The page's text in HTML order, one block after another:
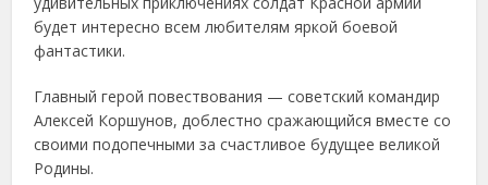
будет интересно всем любителям яркой боевой
фантастики.
Главный герой повествования — советский командир
Алексей Коршунов, доблестно сражающийся вместе со
своими подопечными за счастливое будущее великой
Родины.